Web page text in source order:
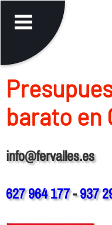
barato en
info@fervalles.es
627 964 177-937